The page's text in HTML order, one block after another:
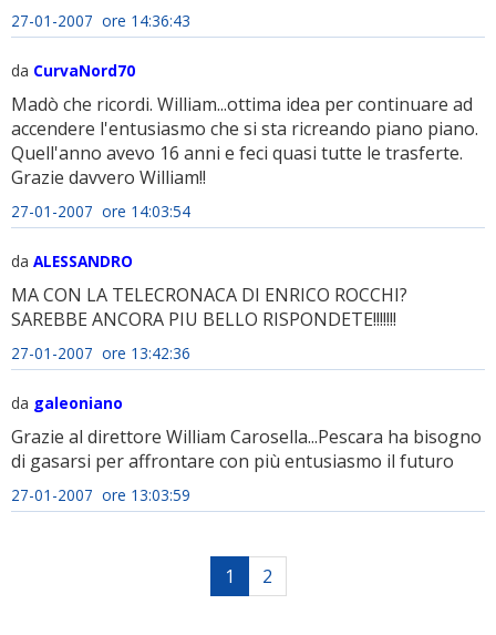
27-01-2007 ore 14:36:43
da CurvaNord70
Madò che ricordi. William...ottima idea per continuare ad
accendere l'entusiasmo che si sta ricreando piano piano.
Quell'anno avevo 16 anni e feci quasi tutte le trasferte.
Grazie davvero William!!
27-01-2007 ore 14:03:54
da ALESSANDRO
MA CON LA TELECRONACA DI ENRICO ROCCHI?
SAREBBE ANCORA PIU BELLO RISPONDETE!!!!!!!
27-01-2007 ore 13:42:36
da galeoniano
Grazie al direttore William Carosella...Pescara ha bisogno
di gasarsi per affrontare con più entusiasmo il futuro
27-01-2007 ore 13:03:59
1 2